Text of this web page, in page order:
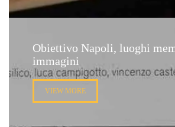
Obiettivo Napoli, luoghi
immagini
VIEW MORE